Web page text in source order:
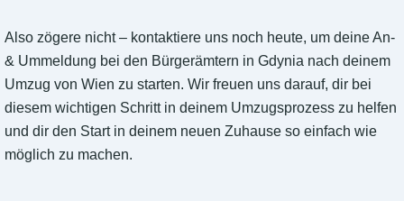
Also zögere nicht – kontaktiere uns noch heute, um deine An-
& Ummeldung bei den Bürgerämtern in Gdynia nach deinem
Umzug von Wien zu starten. Wir freuen uns darauf, dir bei
diesem wichtigen Schritt in deinem Umzugsprozess zu helfen
und dir den Start in deinem neuen Zuhause so einfach wie
möglich zu machen.